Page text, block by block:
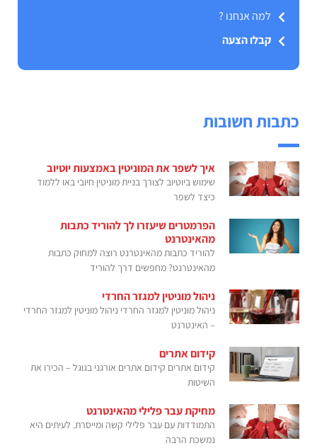
למה אנחנו ?
קבלו הצעה
כתבות חשובות
איך לשפר את המוניטין באמצעות יוטיוב
שימוש ביוטיוב לצורך בניית מוניטין חיובי באו ללמוד
כיצד לשפר
הפרמטרים שיעזרו לך להוריד כתבות
מהאינטרנט
להוריד כתבות מהאינטרנט רוצה למחוק כתבות
מהאינטרנט? מחפשים דרך להוריד
ניהול מוניטין למגזר החרדי
ניהול מוניטין למגזר החרדי ניהול מוניטין למגזר החרדי
– האינטרנט
קידום אתרים
קידום אתרים קידום אתרים אורגני בגוגל – הכירו את
השיטות
מחיקת עבר פלילי מהאינטרנט
התמודדות עם עבר פלילי קשה ומייסרת. לעיתים היא
נמשכת הרבה